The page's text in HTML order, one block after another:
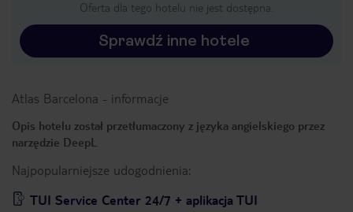
Oferta dla tego hotelu nie jest dostępna.
Sprawdź inne hotele
Atlas Barcelona - informacje
Opis hotelu został przetłumaczony z języka angielskiego przez
narzędzie DeepL
Najpopularniejsze udogodnienia:
TUI Service Center 24/7 + aplikacja TUI